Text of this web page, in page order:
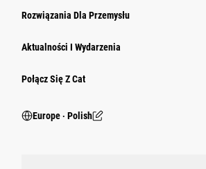
Rozwiązania Dla Przemysłu
Aktualności I Wydarzenia
Połącz Się Z Cat
Europe ‧ Polish